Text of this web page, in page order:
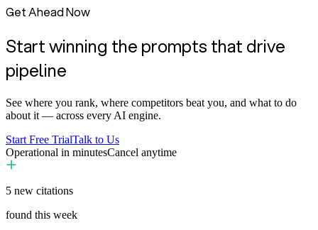
Get Ahead Now
Start winning the prompts that drive
pipeline
See where you rank, where competitors beat you, and what to do
about it — across every AI engine.
Start Free TrialTalk to Us
Operational in minutesCancel anytime
5 new citations
found this week